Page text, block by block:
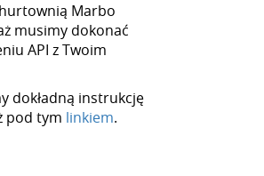
Marbo
musimy dokonać
API z Twoim
dokładną instrukcję
pod tym linkiem.